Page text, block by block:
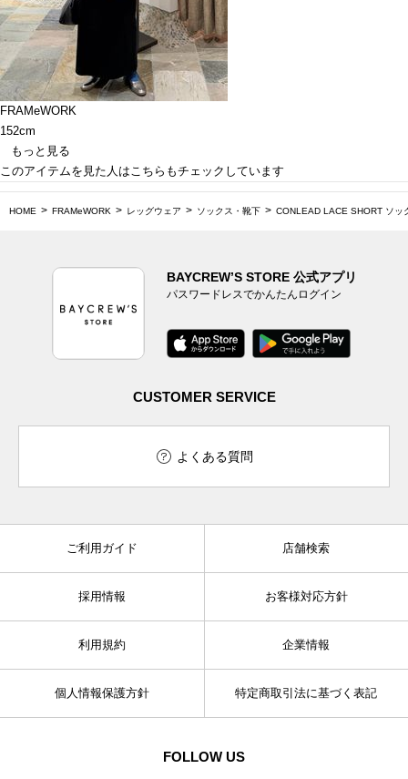
FRAMeWORK
152cm
もっと見る
このアイテムを見た人はこちらもチェックしています
HOME FRAMeWORK レッグウェア ソックス・靴下 CONLEAD LACE SHORT ソッ
BAYCREW’S STORE 公式アプリ
パスワードレスでかんたんログイン
CUSTOMER SERVICE
よくある質問
ご利用ガイド 店舗検索
採用情報 お客様対応方針
利用規約 企業情報
個人情報保護方針 特定商取引法に基づく表記
FOLLOW US